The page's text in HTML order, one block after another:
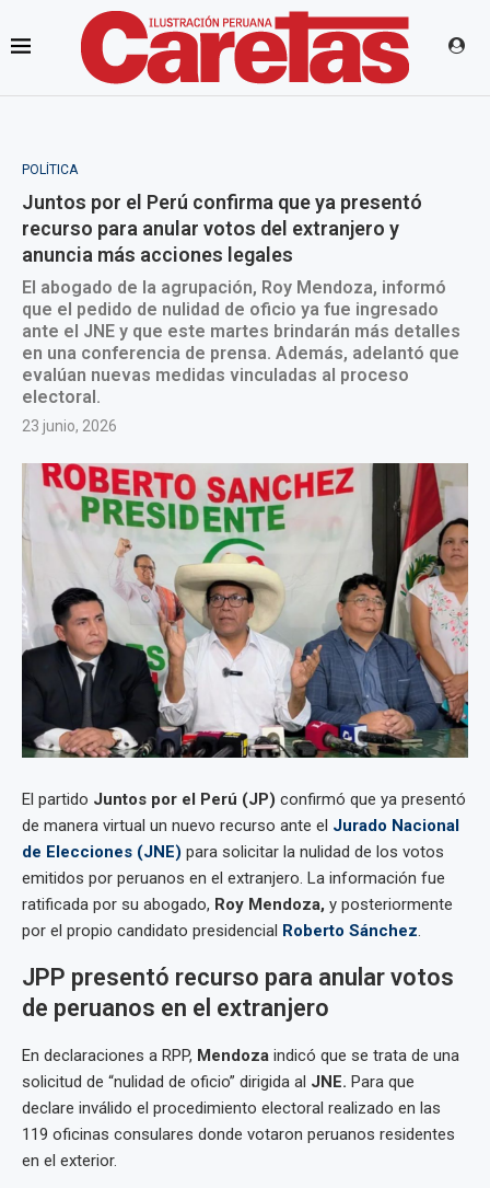
POLÍTICA
Juntos por el Perú confirma que ya presentó
recurso para anular votos del extranjero y
anuncia más acciones legales
El abogado de la agrupación, Roy Mendoza, informó
que el pedido de nulidad de oficio ya fue ingresado
ante el JNE y que este martes brindarán más detalles
en una conferencia de prensa. Además, adelantó que
evalúan nuevas medidas vinculadas al proceso
electoral.
23 junio, 2026
El partido Juntos por el Perú (JP) confirmó que ya presentó
de manera virtual un nuevo recurso ante el Jurado Nacional
de Elecciones (JNE) para solicitar la nulidad de los votos
emitidos por peruanos en el extranjero. La información fue
ratificada por su abogado, Roy Mendoza, y posteriormente
por el propio candidato presidencial Roberto Sánchez.
JPP presentó recurso para anular votos
de peruanos en el extranjero
En declaraciones a RPP, Mendoza indicó que se trata de una
solicitud de “nulidad de oficio” dirigida al JNE. Para que
declare inválido el procedimiento electoral realizado en las
119 oficinas consulares donde votaron peruanos residentes
en el exterior.